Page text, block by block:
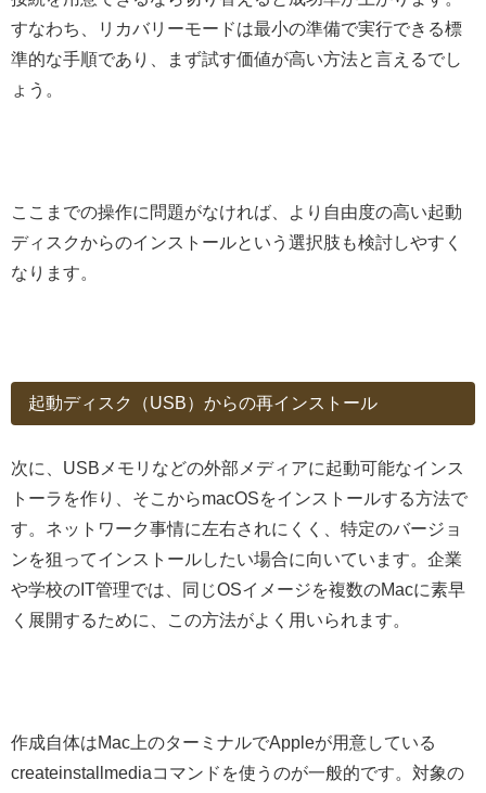
すなわち、リカバリーモードは最小の準備で実行できる標
準的な手順であり、まず試す価値が高い方法と言えるでし
ょう。
ここまでの操作に問題がなければ、より自由度の高い起動
ディスクからのインストールという選択肢も検討しやすく
なります。
起動ディスク（USB）からの再インストール
次に、USBメモリなどの外部メディアに起動可能なインス
トーラを作り、そこからmacOSをインストールする方法で
す。ネットワーク事情に左右されにくく、特定のバージョ
ンを狙ってインストールしたい場合に向いています。企業
や学校のIT管理では、同じOSイメージを複数のMacに素早
く展開するために、この方法がよく用いられます。
作成自体はMac上のターミナルでAppleが用意している
createinstallmediaコマンドを使うのが一般的です。対象の